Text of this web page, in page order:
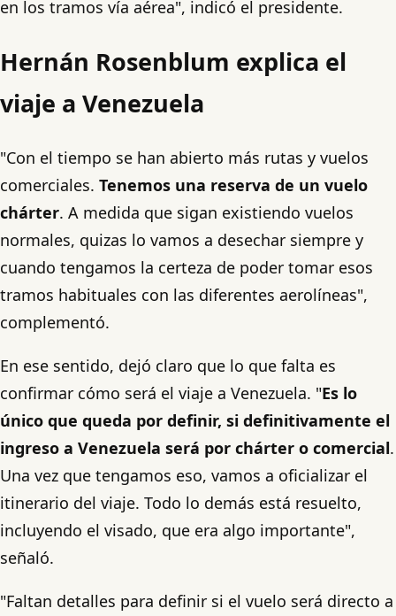
en los tramos vía aérea", indicó el presidente.
Hernán Rosenblum explica el
viaje a Venezuela
"Con el tiempo se han abierto más rutas y vuelos
comerciales. Tenemos una reserva de un vuelo
chárter. A medida que sigan existiendo vuelos
normales, quizas lo vamos a desechar siempre y
cuando tengamos la certeza de poder tomar esos
tramos habituales con las diferentes aerolíneas",
complementó.
En ese sentido, dejó claro que lo que falta es
confirmar cómo será el viaje a Venezuela. "Es lo
único que queda por definir, si definitivamente el
ingreso a Venezuela será por chárter o comercial.
Una vez que tengamos eso, vamos a oficializar el
itinerario del viaje. Todo lo demás está resuelto,
incluyendo el visado, que era algo importante",
señaló.
"Faltan detalles para definir si el vuelo será directo a